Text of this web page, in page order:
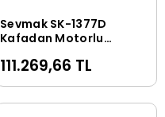
Sepete Ekle
Sevmak SK-1377D
Kafadan Motorlu
111.269,66 TL